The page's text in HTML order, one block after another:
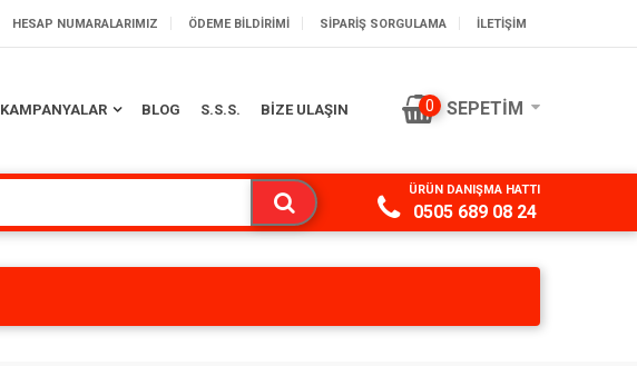
HESAP NUMARALARIMIZ ÖDEME BILDIRIMI SIPARIŞ SORGULAMA İLETİŞİM
KAMPANYALAR BLOG S.S.S. BİZE ULAŞIN 0 SEPETIM
ÜRÜN DANIŞMA HATTI
0505 689 08 24